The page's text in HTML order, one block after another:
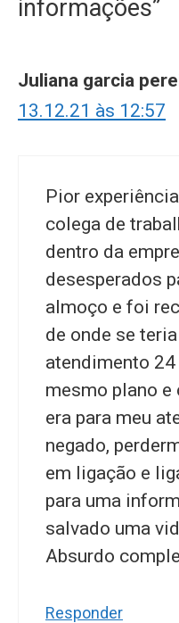
informações”
Juliana garcia
13.12.21 às 12:57
Pior
colega de
dentro da
desesperados
almoço e foi
de onde se
atendimento
mesmo plano
era para meu
negado,
em ligação e
para uma
salvado uma
Absurdo
Responder